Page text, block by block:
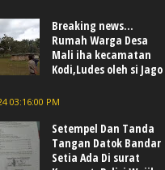
Breaking news...
Rumah Warga Desa
Mali iha kecamatan
Kodi,Ludes oleh si Jago
03:16:00 PM
Setempel Dan Tanda
Tangan Datok Bandar
Setia Ada Di surat